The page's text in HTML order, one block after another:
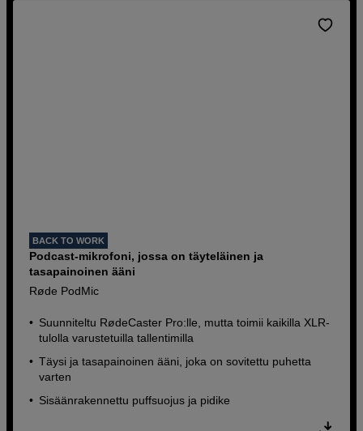
BACK TO WORK
Podcast-mikrofoni, jossa on täyteläinen ja
tasapainoinen ääni
Røde PodMic
Suunniteltu RødeCaster Pro:lle, mutta toimii kaikilla XLR-
tulolla varustetuilla tallentimilla
Täysi ja tasapainoinen ääni, joka on sovitettu puhetta
varten
Sisäänrakennettu puffsuojus ja pidike